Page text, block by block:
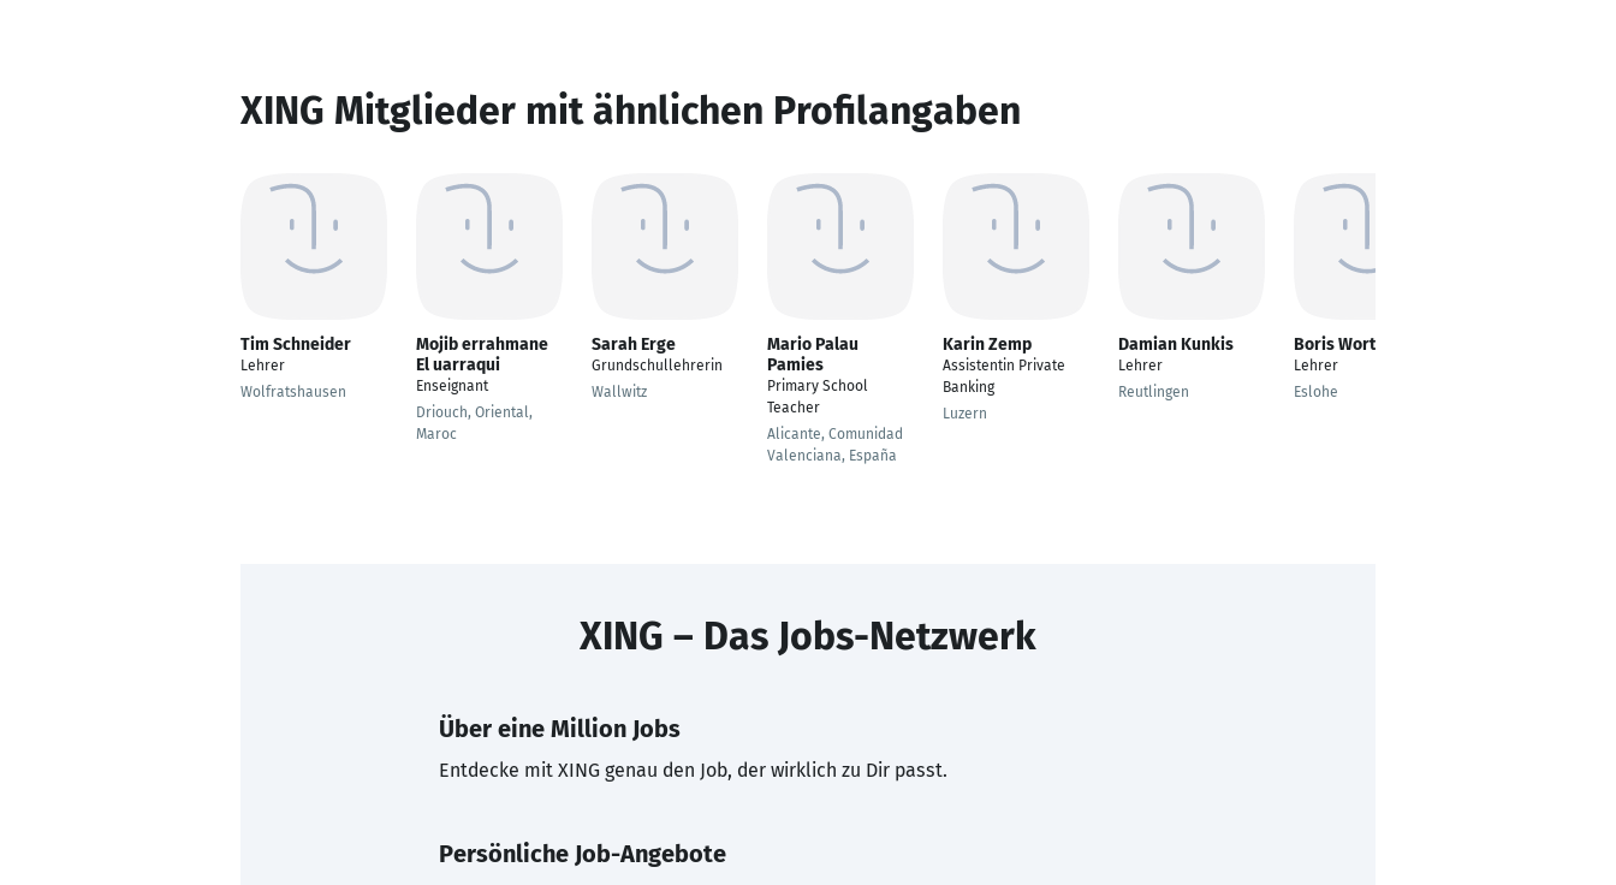
XING Mitglieder mit ähnlichen Profilangaben
Tim Schneider
Lehrer
Wolfratshausen
Mojib errahmane
El uarraqui
Enseignant
Driouch, Oriental,
Maroc
Sarah Erge
Grundschullehrerin
Wallwitz
Mario Palau
Pamies
Primary School
Teacher
Alicante, Comunidad
Valenciana, España
Karin Zemp
Assistentin Private
Banking
Luzern
Damian Kunkis
Lehrer
Reutlingen
Boris Wortmann
Lehrer
Eslohe
XING – Das Jobs-Netzwerk
Über eine Million Jobs
Entdecke mit XING genau den Job, der wirklich zu Dir passt.
Persönliche Job-Angebote